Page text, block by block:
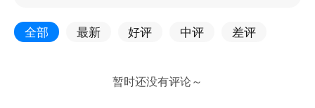
全部 最新 好评 中评 差评